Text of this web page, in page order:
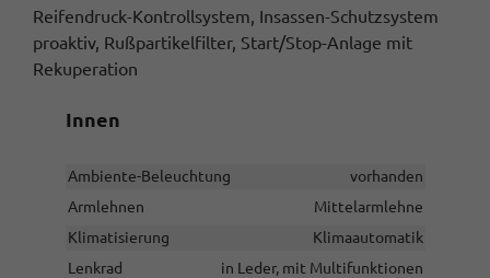
Reifendruck-Kontrollsystem, Insassen-Schutzsystem
proaktiv, Rußpartikelfilter, Start/Stop-Anlage mit
Rekuperation
Innen
Ambiente-Beleuchtung
vorhanden
Armlehnen
Mittelarmlehne
Klimatisierung
Klimaautomatik
Lenkrad
in Leder, mit Multifunktionen